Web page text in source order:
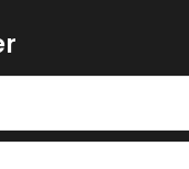
oder E-Mail-Adresse*